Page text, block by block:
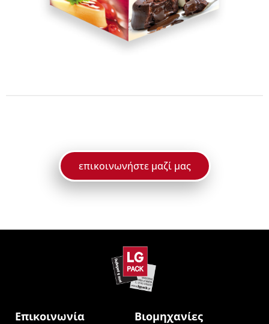
επικοινωνήστε μαζί μας
Επικοινωνία Βιομηχανίες